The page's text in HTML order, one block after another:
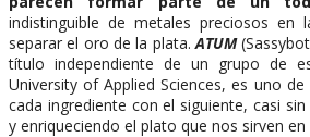
indistinguible de metales preciosos
separar el oro de la plata. ATUM
título independiente de un grupo de
University of Applied Sciences, es uno
cada ingrediente con el siguiente, casi
y enriqueciendo el plato que nos sirven en